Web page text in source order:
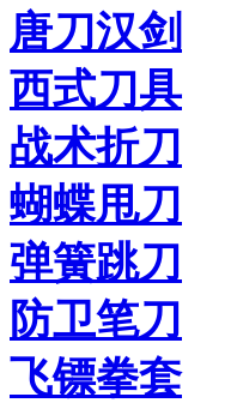
唐刀汉剑
西式刀具
战术折刀
蝴蝶甩刀
弹簧跳刀
防卫笔刀
飞镖拳套